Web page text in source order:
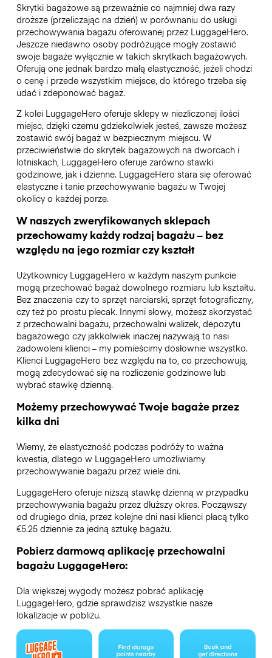
Skrytki bagażowe są przeważnie co najmniej dwa razy
droższe (przeliczając na dzień) w porównaniu do usługi
przechowywania bagażu oferowanej przez LuggageHero.
Jeszcze niedawno osoby podróżujące mogły zostawić
swoje bagaże wyłącznie w takich skrytkach bagażowych.
Oferują one jednak bardzo małą elastyczność, jeżeli chodzi
o cenę i przede wszystkim miejsce, do którego trzeba się
udać i zdeponować bagaż.
Z kolei LuggageHero oferuje sklepy w niezliczonej ilości
miejsc, dzięki czemu gdziekolwiek jesteś, zawsze możesz
zostawić swój bagaż w bezpiecznym miejscu. W
przeciwieństwie do skrytek bagażowych na dworcach i
lotniskach, LuggageHero oferuje zarówno stawki
godzinowe, jak i dzienne. LuggageHero stara się oferować
elastyczne i tanie przechowywanie bagażu w Twojej
okolicy o każdej porze.
W naszych zweryfikowanych sklepach
przechowamy każdy rodzaj bagażu – bez
względu na jego rozmiar czy kształt
Użytkownicy LuggageHero w każdym naszym punkcie
mogą przechować bagaż dowolnego rozmiaru lub kształtu.
Bez znaczenia czy to sprzęt narciarski, sprzęt fotograficzny,
czy też po prostu plecak. Innymi słowy, możesz skorzystać
z przechowalni bagażu, przechowalni walizek, depozytu
bagażowego czy jakkolwiek inaczej nazywają to nasi
zadowoleni klienci – my pomieścimy dosłownie wszystko.
Klienci LuggageHero bez względu na to, co przechowują,
mogą zdecydować się na rozliczenie godzinowe lub
wybrać stawkę dzienną.
Możemy przechowywać Twoje bagaże przez
kilka dni
Wiemy, że elastyczność podczas podróży to ważna
kwestia, dlatego w LuggageHero umożliwiamy
przechowywanie bagażu przez wiele dni.
LuggageHero oferuje niższą stawkę dzienną w przypadku
przechowywania bagażu przez dłuższy okres. Począwszy
od drugiego dnia, przez kolejne dni nasi klienci płacą tylko
€5.25 dziennie za jedną sztukę bagażu.
Pobierz darmową aplikację przechowalni
bagażu LuggageHero:
Dla większej wygody możesz pobrać aplikację
LuggageHero, gdzie sprawdzisz wszystkie nasze
lokalizacje w pobliżu.